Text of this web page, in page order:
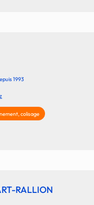
1993
colisage
RALLION